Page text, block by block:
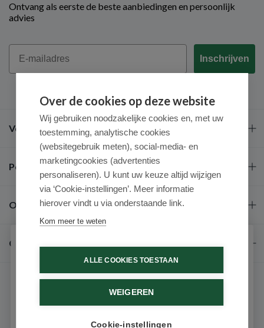
Ontvang als eerste de beste aanbiedingen en persoonlijk
advies
Email
Inschrijven
Veel gestelde vragen
Populaire merken
Over ons
Contact
9.6 / 10 (531 beoordelingen)
Over de cookies op deze website
Wij gebruiken noodzakelijke cookies en, met uw
toestemming, analytische cookies
(websitegebruik meten), social-media- en
marketingcookies (advertenties
personaliseren). U kunt uw keuze altijd wijzigen
via ‘Cookie-instellingen’. Meer informatie
hierover vindt u via onderstaande link.
Kom meer te weten
ALLE COOKIES TOESTAAN
WEIGEREN
Cookie-instellingen
Schrijf je in voor onze nieuwsbrief
Ontvang als eerste de beste aanbiedingen en persoonlijk
advies